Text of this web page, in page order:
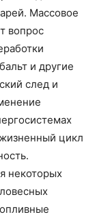
Массовое
вопрос
и другие
след и
цикл
некоторых